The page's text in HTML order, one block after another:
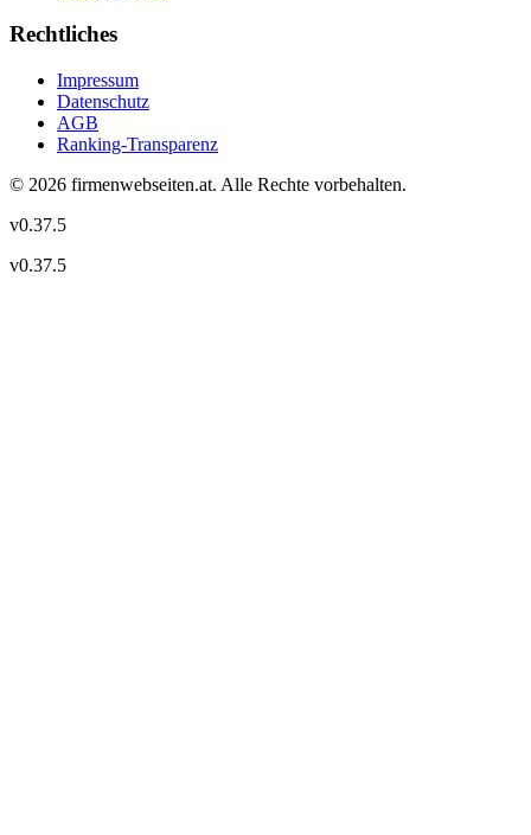
Rechtliches
Impressum
Datenschutz
AGB
Ranking-Transparenz
© 2026 firmenwebseiten.at. Alle Rechte vorbehalten.
v0.37.5
v0.37.5